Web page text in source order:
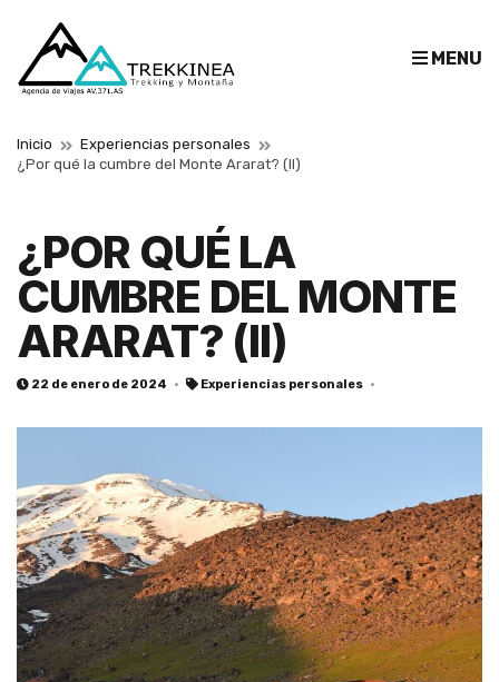
MENU
r
c
Inicio
Experiencias personales
¿Por qué la cumbre del Monte Ararat? (II)
¿POR QUÉ LA
CUMBRE DEL MONTE
ARARAT? (II)
22 de enero de 2024 Experiencias personales